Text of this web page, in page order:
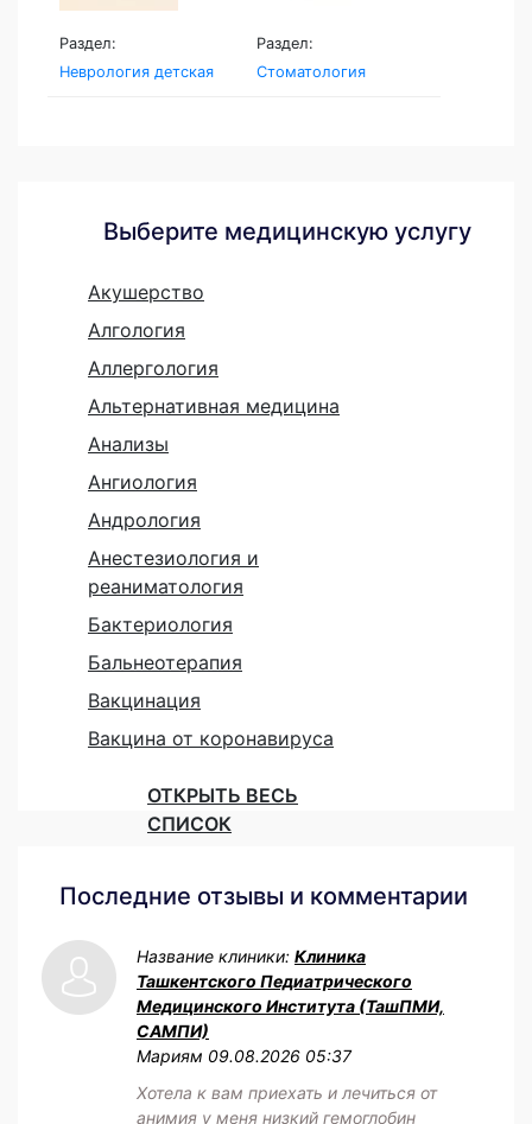
Раздел:
Неврология детская
Раздел:
Стоматология
Выберите медицинскую услугу
Акушерство
Алгология
Аллергология
Альтернативная медицина
Анализы
Ангиология
Андрология
Анестезиология и
реаниматология
Бактериология
Бальнеотерапия
Вакцинация
Вакцина от коронавируса
ОТКРЫТЬ ВЕСЬ
СПИСОК
Последние отзывы и комментарии
Название клиники: Клиника
Ташкентского Педиатрического
Медицинского Института (ТашПМИ,
САМПИ)
Мариям 09.08.2026 05:37
Хотела к вам приехать и лечиться от
анимия у меня низкий гемоглобин